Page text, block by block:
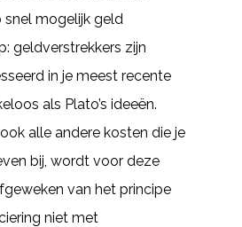
snel mogelijk geld
geldverstrekkers zijn
in je meest recente
als Plato’s ideeën.
alle andere kosten die je
bij, wordt voor deze
van het principe
niet met